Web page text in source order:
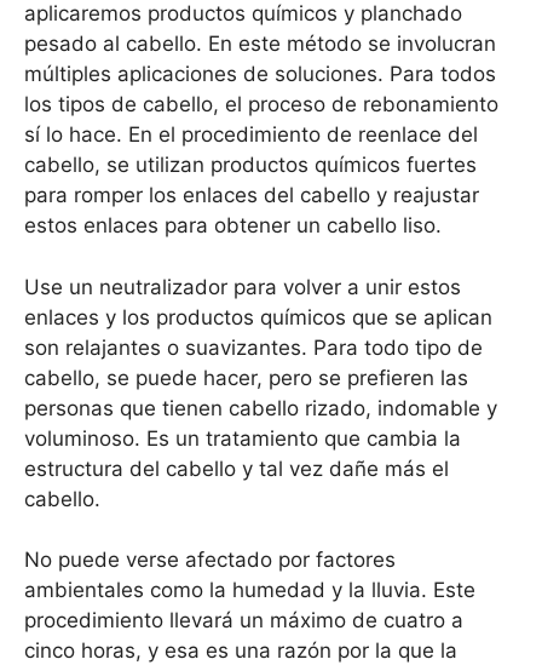
aplicaremos productos químicos y planchado
pesado al cabello. En este método se involucran
múltiples aplicaciones de soluciones. Para todos
los tipos de cabello, el proceso de rebonamiento
sí lo hace. En el procedimiento de reenlace del
cabello, se utilizan productos químicos fuertes
para romper los enlaces del cabello y reajustar
estos enlaces para obtener un cabello liso.
Use un neutralizador para volver a unir estos
enlaces y los productos químicos que se aplican
son relajantes o suavizantes. Para todo tipo de
cabello, se puede hacer, pero se prefieren las
personas que tienen cabello rizado, indomable y
voluminoso. Es un tratamiento que cambia la
estructura del cabello y tal vez dañe más el
cabello.
No puede verse afectado por factores
ambientales como la humedad y la lluvia. Este
procedimiento llevará un máximo de cuatro a
cinco horas, y esa es una razón por la que la